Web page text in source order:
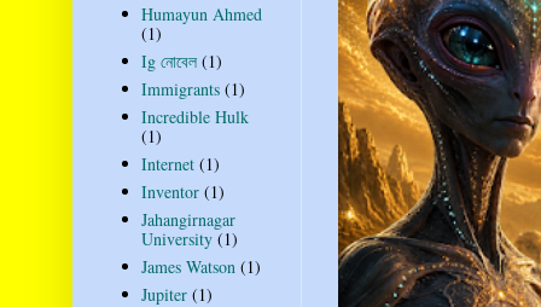
Humayun Ahmed
(1)
Ig নোবেল (1)
Immigrants (1)
Incredible Hulk
(1)
Internet (1)
Inventor (1)
Jahangirnagar
University (1)
James Watson (1)
Jupiter (1)